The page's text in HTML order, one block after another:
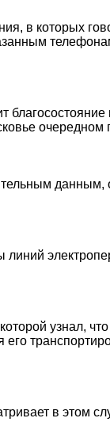
в которых
узнал,
в этом